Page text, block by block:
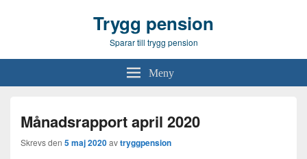
Trygg pension
Sparar till trygg pension
Meny
Månadsrapport april 2020
Skrevs den 5 maj 2020avtryggpension